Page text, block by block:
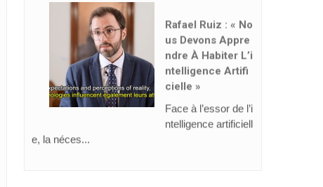
Us Devons Appre
Ndre À Habiter L’i
Ntelligence Artifi
Cielle »
Face à l’essor de l’i
ntelligence artificiell